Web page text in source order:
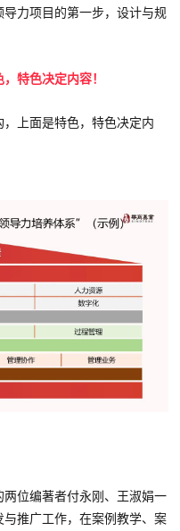
力项目的第一步，设计与规
特色决定内容！
上面是特色，特色决定内
两位编著者付永刚、王淑娟一
推广工作，在案例教学、案